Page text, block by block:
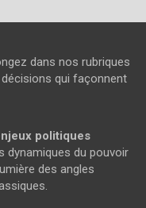
dans nos rubriques
qui façonnent
politiques
dynamiques du pouvoir
des angles